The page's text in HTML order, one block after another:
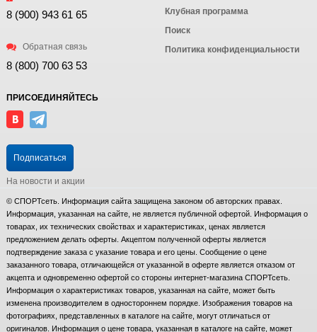
8 (900) 943 61 65
Обратная связь
8 (800) 700 63 53
Клубная программа
Поиск
Политика конфиденциальности
ПРИСОЕДИНЯЙТЕСЬ
Подписаться
На новости и акции
© СПОРТсеть. Информация сайта защищена законом об авторских правах.
Информация, указанная на сайте, не является публичной офертой. Информация о
товарах, их технических свойствах и характеристиках, ценах является
предложением делать оферты. Акцептом полученной оферты является
подтверждение заказа с указание товара и его цены. Сообщение о цене
заказанного товара, отличающейся от указанной в оферте является отказом от
акцепта и одновременно офертой со стороны интернет-магазина СПОРТсеть.
Информация о характеристиках товаров, указанная на сайте, может быть
изменена производителем в одностороннем порядке. Изображения товаров на
фотографиях, представленных в каталоге на сайте, могут отличаться от
оригиналов. Информация о цене товара, указанная в каталоге на сайте, может